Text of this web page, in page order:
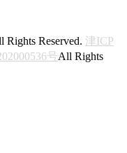
Reserved. 津ICP
号All Rights